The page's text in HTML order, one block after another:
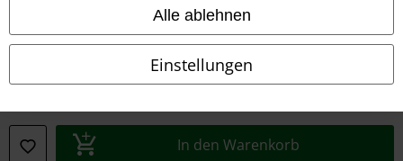
Alle ablehnen
Einstellungen
In den Warenkorb
EMP Online Shops
EMP France